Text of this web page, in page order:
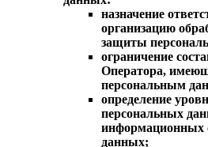
назначение
организацию
защиты
ограничение
Оператора,
персональным
определение
персональных
информационных
данных;